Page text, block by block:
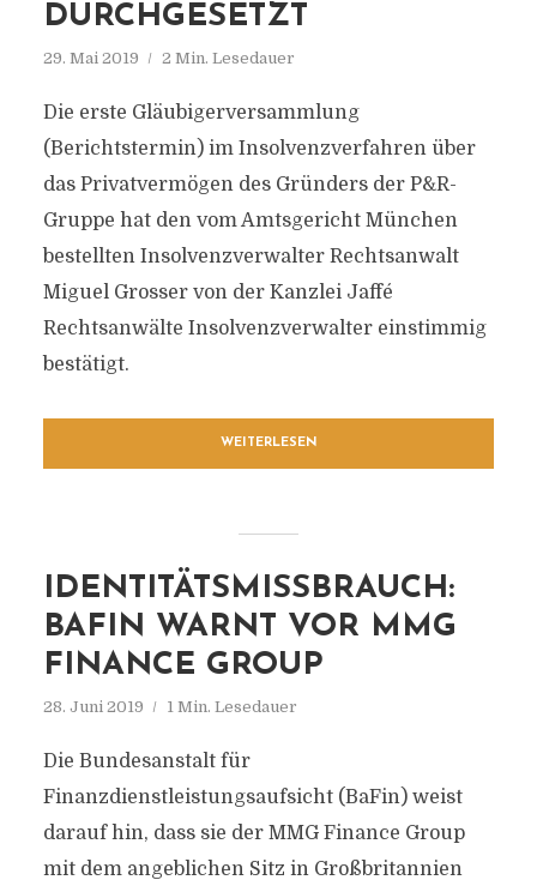
DURCHGESETZT
29. Mai 2019 2 Min. Lesedauer
Die erste Gläubigerversammlung
(Berichtstermin) im Insolvenzverfahren über
das Privatvermögen des Gründers der P&R-
Gruppe hat den vom Amtsgericht München
bestellten Insolvenzverwalter Rechtsanwalt
Miguel Grosser von der Kanzlei Jaffé
Rechtsanwälte Insolvenzverwalter einstimmig
bestätigt.
WEITERLESEN
IDENTITÄTSMISSBRAUCH:
BAFIN WARNT VOR MMG
FINANCE GROUP
28. Juni 2019 1 Min. Lesedauer
Die Bundesanstalt für
Finanzdienstleistungsaufsicht (BaFin) weist
darauf hin, dass sie der MMG Finance Group
mit dem angeblichen Sitz in Großbritannien